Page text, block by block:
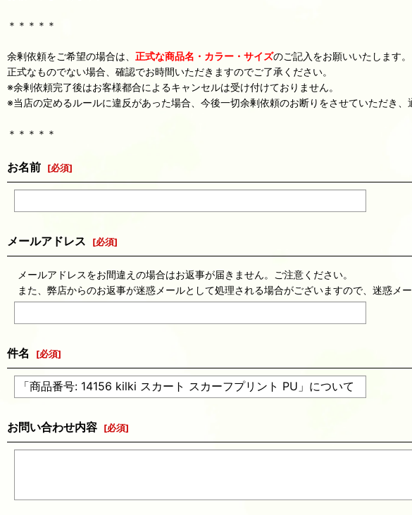
＊＊＊＊＊
余剰依頼をご希望の場合は、 正式な商品名・カラー・サイズのご記入をお願いいたします。
正式なものでない場合、確認でお時間いただきますのでご了承ください。
※余剰依頼完了後はお客様都合によるキャンセルは受け付けておりません。
※当店の定めるルールに違反があった場合、今後一切余剰依頼のお断りをさせていただき
＊＊＊＊＊
お名前 [必須]
メールアドレス [必須]
メールアドレスをお間違えの場合はお返事が届きません。ご注意ください。
また、弊店からのお返事が迷惑メールとして処理される場合がございますので、迷惑メ
件名 [必須]
お問い合わせ内容 [必須]